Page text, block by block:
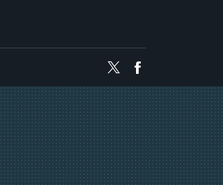
Twitter